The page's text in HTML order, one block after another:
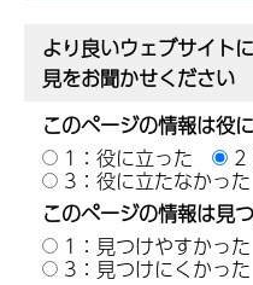
より良いウェブサイト
見をお聞かせください
このページの情報は役
1：役に立った
2
3：役に立たなかった
このページの情報は見
1：見つけやすかった
3：見つけにくかった